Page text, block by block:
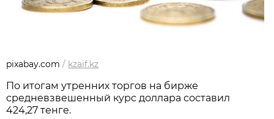
pixabay.com / kzaif.kz
По итогам утренних торгов на бирже
средневзвешенный курс доллара составил
424,27 тенге.